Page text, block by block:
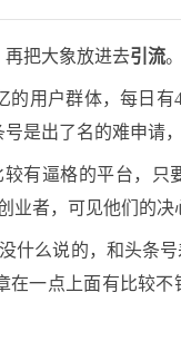
把大象放进去引流
用户群体，每日有
是出了名的难申请
有逼格的平台，
业者，可见他们的
什么说的，和头条
在一点上面有比较